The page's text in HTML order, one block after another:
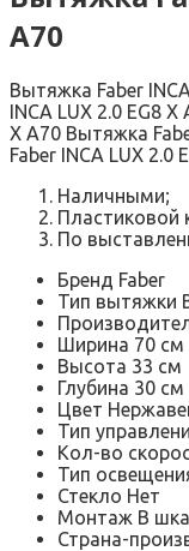
A70
Вытяжка Faber
INCA LUX 2.0 EG8
X A70 Вытяжка
Faber INCA LUX 2.0
Наличными;
Пластиковой
По
Бренд Faber
Тип вытяжки
Ширина 70 см
Высота 33 см
Глубина 30 см
Цвет
Тип
Кол-во
Тип
Стекло Нет
Монтаж В
Страна-